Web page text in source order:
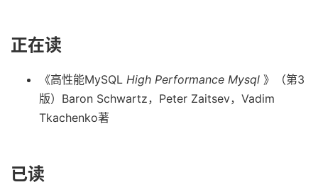
正在读
《高性能MySQL High Performance Mysql 》（第3
版）Baron Schwartz，Peter Zaitsev，Vadim
Tkachenko著
已读